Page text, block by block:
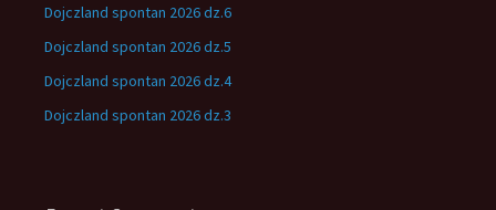
Dojczland spontan 2026 dz.6
Dojczland spontan 2026 dz.5
Dojczland spontan 2026 dz.4
Dojczland spontan 2026 dz.3